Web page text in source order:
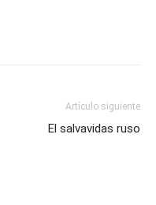
Artículo siguiente
El salvavidas ruso